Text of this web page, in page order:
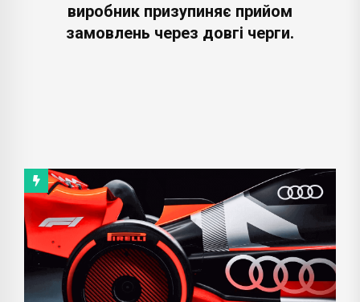
виробник призупиняє прийом
замовлень через довгі черги.